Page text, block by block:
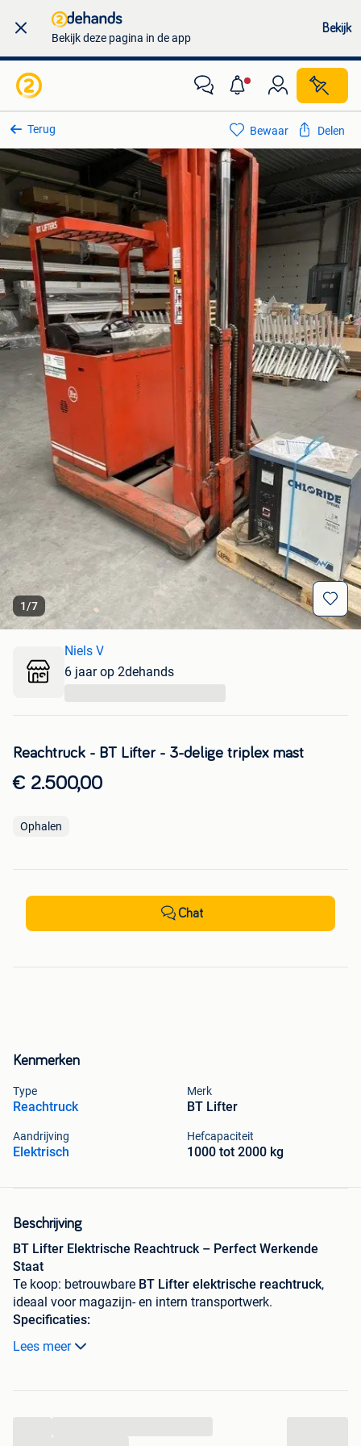
Bekijk deze pagina in de app
Bekijk
Terug
1/7
Kenmerken
Type
Reachtruck
Merk
BT Lifter
Aandrijving
Elektrisch
Hefcapaciteit
1000 tot 2000 kg
Beschrijving
BT Lifter Elektrische Reachtruck – Perfect Werkende
Staat
Te koop: betrouwbare BT Lifter elektrische reachtruck,
ideaal voor magazijn- en intern transportwerk.
Specificaties:
Lees meer
Bewaar Delen
Reachtruck - BT Lifter - 3-delige triplex mast
€ 2.500,00
Ophalen
Niels V
6 jaar op 2dehands
Chat